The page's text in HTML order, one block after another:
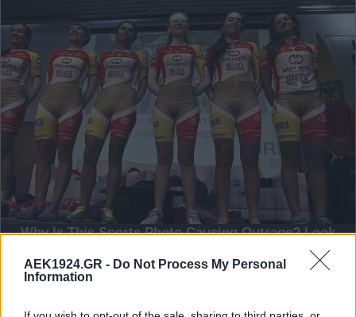
AEK1924.GR - Do Not Process My Personal
Information